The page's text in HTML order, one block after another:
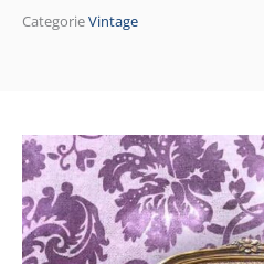
CategorieVintage